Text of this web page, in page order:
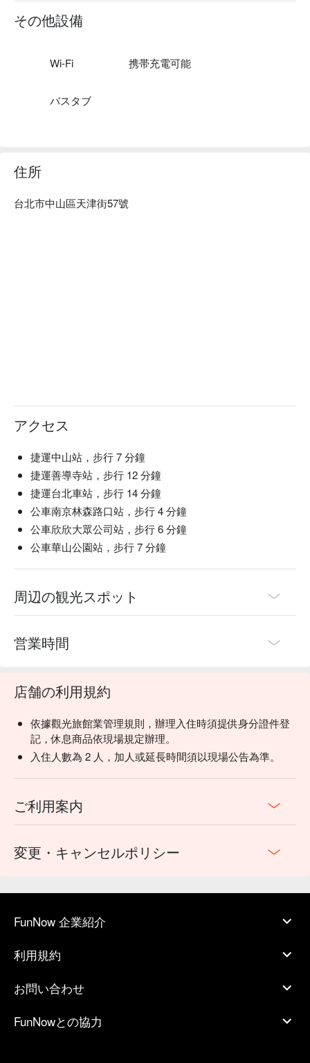
立刻查看⬇︎
その他設備
Wi-Fi 携帯充電可能
バスタブ
住所
台北市中山區天津街57號
アクセス
捷運中山站，步行 7 分鐘
捷運善導寺站，步行 12 分鐘
捷運台北車站，步行 14 分鐘
公車南京林森路口站，步行 4 分鐘
公車欣欣大眾公司站，步行 6 分鐘
公車華山公園站，步行 7 分鐘
周辺の観光スポット
営業時間
店舗の利用規約
依據觀光旅館業管理規則，辦理入住時須提供身分證件登
記，休息商品依現場規定辦理。
入住人數為 2 人，加人或延長時間須以現場公告為準。
ご利用案内
変更・キャンセルポリシー
FunNow 企業紹介
利用規約
お問い合わせ
FunNowとの協力